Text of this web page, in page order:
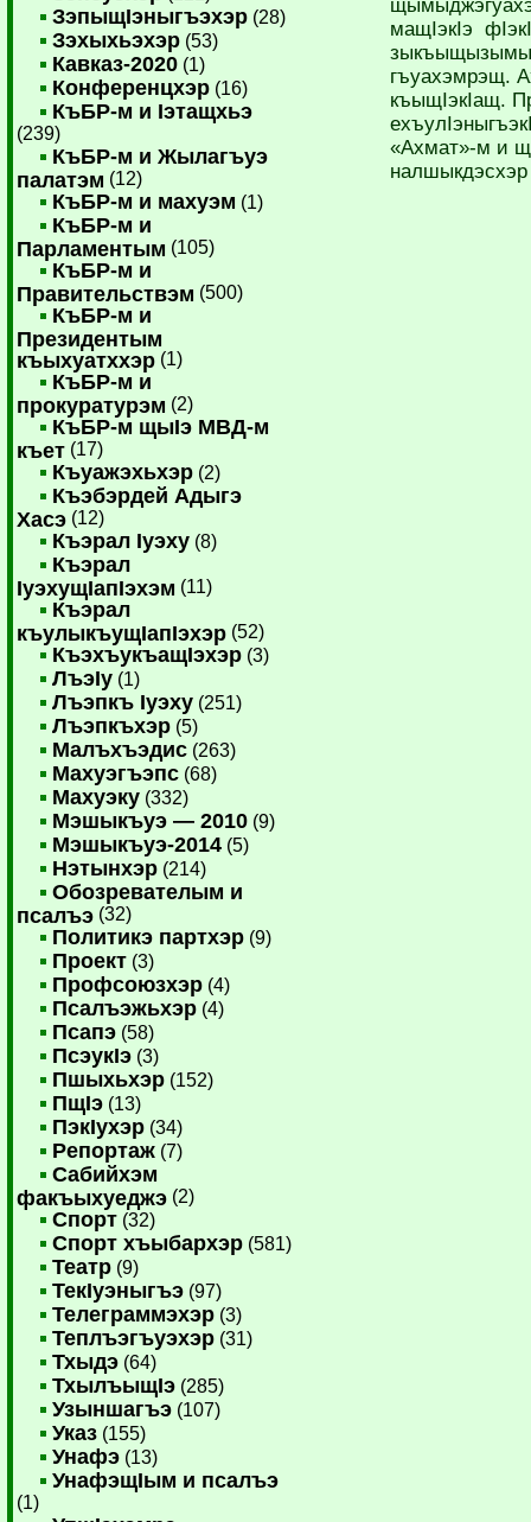
ЗэпыщIэныгъэхэр (28)
Зэхыхьэхэр (53)
Кавказ-2020 (1)
Конференцхэр (16)
КъБР-м и Iэтащхьэ
(239)
КъБР-м и Жылагъуэ
палатэм (12)
КъБР-м и махуэм (1)
КъБР-м и
Парламентым (105)
КъБР-м и
Правительствэм (500)
КъБР-м и
Президентым
къыхуатххэр (1)
КъБР-м и
прокуратурэм (2)
КъБР-м щыIэ МВД-м
къет (17)
Къуажэхьхэр (2)
Къэбэрдей Адыгэ
Хасэ (12)
Къэрал Iуэху (8)
Къэрал
IуэхущIапIэхэм (11)
Къэрал
къулыкъущIапIэхэр (52)
КъэхъукъащIэхэр (3)
ЛъэIу (1)
Лъэпкъ Iуэху (251)
Лъэпкъхэр (5)
Малъхъэдис (263)
Махуэгъэпс (68)
Махуэку (332)
Мэшыкъуэ — 2010 (9)
Мэшыкъуэ-2014 (5)
Нэтынхэр (214)
Обозревателым и
псалъэ (32)
Политикэ партхэр (9)
Проект (3)
Профсоюзхэр (4)
Псалъэжьхэр (4)
Псапэ (58)
ПсэукIэ (3)
Пшыхьхэр (152)
ПщIэ (13)
ПэкIухэр (34)
Репортаж (7)
Сабийхэм
факъыхуеджэ (2)
Спорт (32)
Спорт хъыбархэр (581)
Театр (9)
ТекIуэныгъэ (97)
Телеграммэхэр (3)
Теплъэгъуэхэр (31)
Тхыдэ (64)
ТхылъыщIэ (285)
Узыншагъэ (107)
Указ (155)
Унафэ (13)
УнафэщIым и псалъэ
(1)
мащIэкIэ
гъуахэмрэщ.
къыщIэкIащ.
«Ахмат»-м и